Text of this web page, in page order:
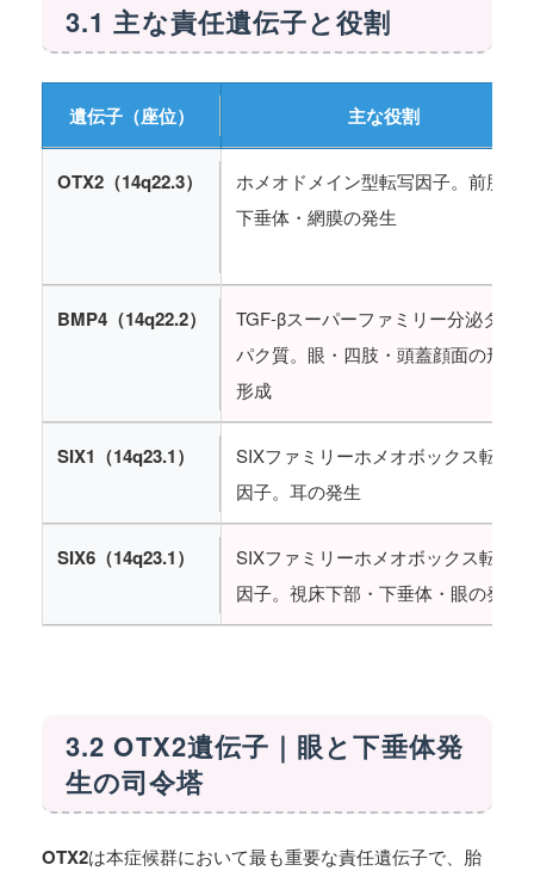
3.1 主な責任遺伝子と役割
遺伝子（座位） 主な役割
OTX2（14q22.3）
ホメオドメイン型転写因子。前脳・
下垂体・網膜の発生
BMP4（14q22.2）
TGF-βスーパーファミリー分泌タン
パク質。眼・四肢・頭蓋顔面の形態
形成
SIX1（14q23.1）
SIXファミリーホメオボックス転写
因子。耳の発生
SIX6（14q23.1）
SIXファミリーホメオボックス転写
因子。視床下部・下垂体・眼の発生
3.2 OTX2遺伝子｜眼と下垂体発
生の司令塔
OTX2は本症候群において最も重要な責任遺伝子で、胎